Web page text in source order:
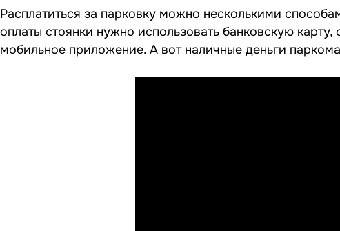
Расплатиться за парковку можно несколькими
оплаты стоянки нужно использовать банковскую
мобильное приложение. А вот наличные деньги